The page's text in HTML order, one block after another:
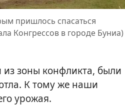
пришлось спасаться
Конгрессов в городе Буниа)
зоны конфликта, были
К тому же наши
урожая.